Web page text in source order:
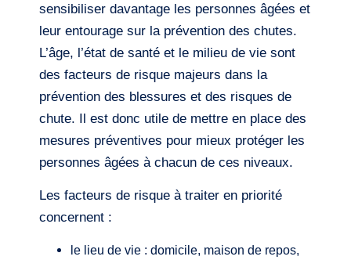
sensibiliser davantage les personnes âgées et
leur entourage sur la prévention des chutes.
L’âge, l’état de santé et le milieu de vie sont
des facteurs de risque majeurs dans la
prévention des blessures et des risques de
chute. Il est donc utile de mettre en place des
mesures préventives pour mieux protéger les
personnes âgées à chacun de ces niveaux.
Les facteurs de risque à traiter en priorité
concernent :
le lieu de vie : domicile, maison de repos,